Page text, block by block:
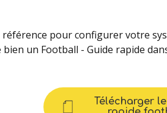
pour configurer votre
un Football - Guide rapide
Télécharger